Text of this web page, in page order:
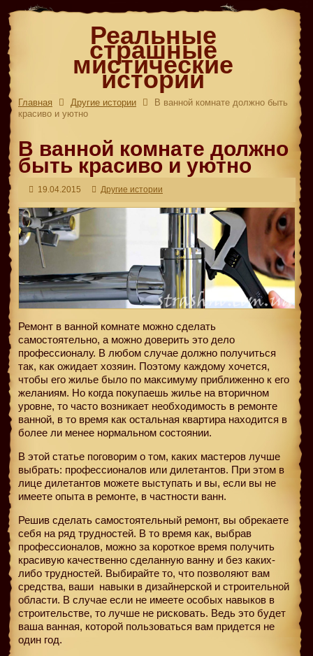
Реальные
страшные
мистические
истории
Главная Другие истории
В ванной комнате должно быть
красиво и уютно
В ванной комнате должно
быть красиво и уютно
19.04.2015 Другие истории
Ремонт в ванной комнате можно сделать
самостоятельно, а можно доверить это дело
профессионалу. В любом случае должно получиться
так, как ожидает хозяин. Поэтому каждому хочется,
чтобы его жилье было по максимуму приближенно к его
желаниям. Но когда покупаешь жилье на вторичном
уровне, то часто возникает необходимость в ремонте
ванной, в то время как остальная квартира находится в
более ли менее нормальном состоянии.
В этой статье поговорим о том, каких мастеров лучше
выбрать: профессионалов или дилетантов. При этом в
лице дилетантов можете выступать и вы, если вы не
имеете опыта в ремонте, в частности ванн.
Решив сделать самостоятельный ремонт, вы обрекаете
себя на ряд трудностей. В то время как, выбрав
профессионалов, можно за короткое время получить
красивую качественно сделанную ванну и без каких-
либо трудностей. Выбирайте то, что позволяют вам
средства, ваши навыки в дизайнерской и строительной
области. В случае если не имеете особых навыков в
строительстве, то лучше не рисковать. Ведь это будет
ваша ванная, которой пользоваться вам придется не
один год.